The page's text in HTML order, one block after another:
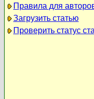
Правила для
Загрузить статью
Проверить статус